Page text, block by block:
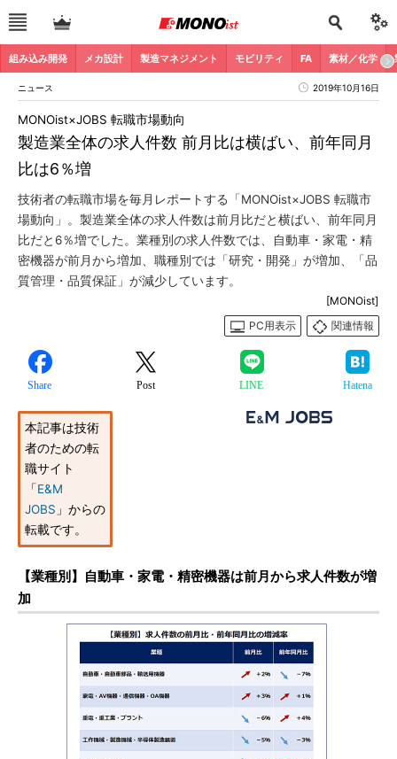
組み込み開発 メカ設計 製造マネジメント モビリティ FA 素材／化学
ニュース 2019年10月16日
製造業全体の求人件数 前月比は横ばい、前年同月
比は6％増
MONOist×JOBS 転職市場動向
技術者の転職市場を毎月レポートする「MONOist×JOBS 転職市
場動向」。製造業全体の求人件数は前月比だと横ばい、前年同月
比だと6％増でした。業種別の求人件数では、自動車・家電・精
密機器が前月から増加、職種別では「研究・開発」が増加、「品
質管理・品質保証」が減少しています。
[MONOist]
PC用表示
関連情報
Share Post LINE Hatena
本記事は技術
者のための転
職サイト
「E&M
JOBS 」からの
転載です。
【業種別】自動車・家電・精密機器は前月から求人件数が増
加